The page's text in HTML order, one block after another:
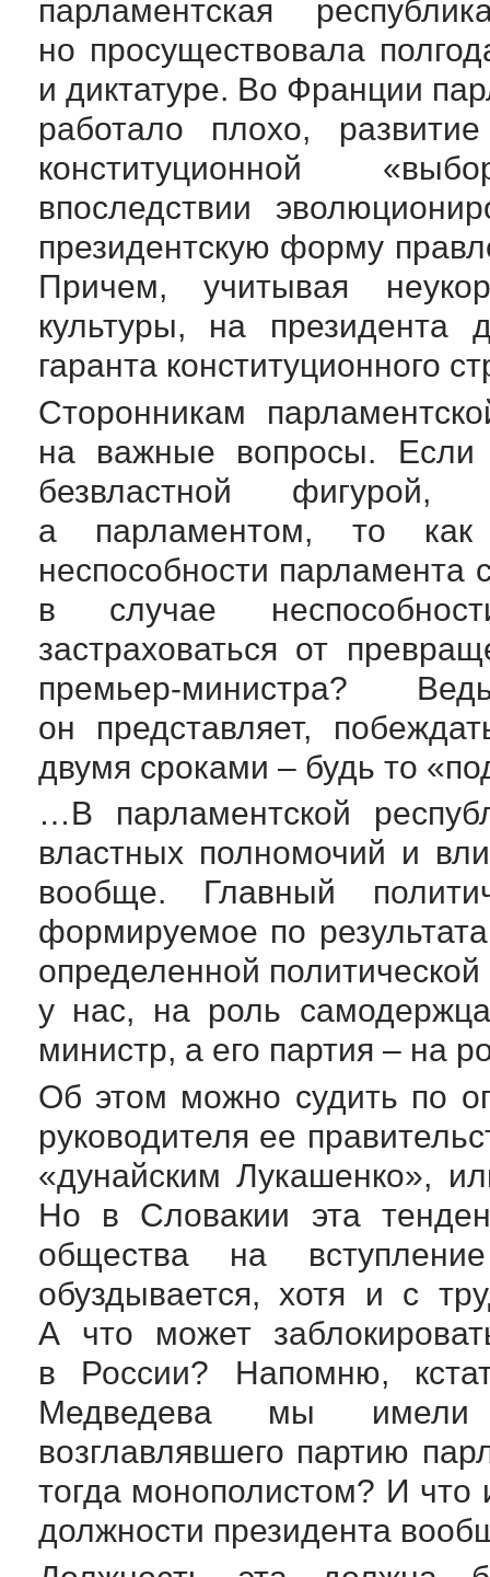
парламентская
но просуществовала
и диктатуре. Во Франции
работало плохо,
конституционной
впоследствии
президентскую форму
Причем, учитывая
культуры, на президента
гаранта конституционного
Сторонникам
на важные вопросы. Если
безвластной
а парламентом, то как
неспособности парламента
в случае
застраховаться от
премьер-министра?
он представляет,
двумя сроками – будь то
…В парламентской
властных полномочий и
вообще. Главный
формируемое по
определенной
у нас, на роль
министр, а его партия – на
Об этом можно судить по
руководителя ее
«дунайским Лукашенко»,
Но в Словакии эта
общества на
обуздывается, хотя и с
А что может
в России? Напомню,
Медведева мы имели
возглавлявшего партию
тогда монополистом? И
должности президента